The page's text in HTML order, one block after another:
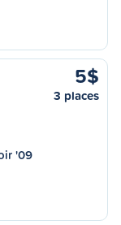
5$
3 places
'09